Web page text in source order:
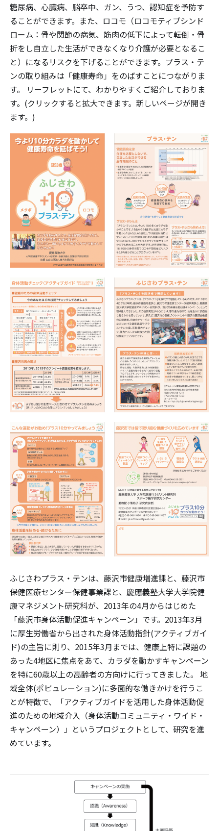
糖尿病、心臓病、脳卒中、ガン、うつ、認知症を予防す
ることができます。また、ロコモ（ロコモティブシンド
ローム：骨や関節の病気、筋肉の低下によって転倒・骨
折をし自立した生活ができなくなり介護が必要となるこ
と）になるリスクを下げることができます。プラス・テ
ンの取り組みは「健康寿命」をのばすことにつながりま
す。 リーフレットにて、わかりやすくご紹介しておりま
す。(クリックすると拡大できます。新しいページが開き
ます。)
ふじさわプラス・テンは、藤沢市健康増進課と、藤沢市
保健医療センター保健事業課と、慶應義塾大学大学院健
康マネジメント研究科が、2013年の4月からはじめた
「藤沢市身体活動促進キャンペーン」です。2013年3月
に厚生労働省から出された身体活動指針(アクティブガイ
ド)の主旨に則り、2015年3月までは、健康上特に課題の
あった4地区に焦点をあて、カラダを動かすキャンペーン
を特に60歳以上の高齢者の方向けに行ってきました。 地
域全体(ポピュレーション)に多面的な働きかけを行うこ
とが特徴で、「アクティブガイドを活用した身体活動促
進のための地域介入（身体活動コミュニティ・ワイド・
キャンペーン）」というプロジェクトとして、研究を進
めています。